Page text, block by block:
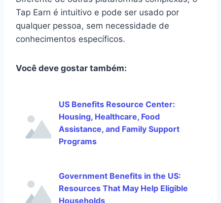
Tap Earn é intuitivo e pode ser usado por
qualquer pessoa, sem necessidade de
conhecimentos específicos.
Você deve gostar também:
US Benefits Resource Center:
Housing, Healthcare, Food
Assistance, and Family Support
Programs
Government Benefits in the US:
Resources That May Help Eligible
Households